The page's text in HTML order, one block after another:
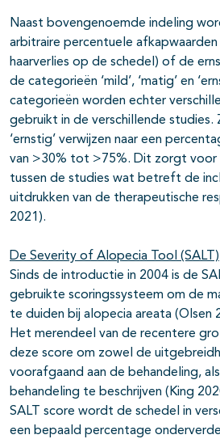
Naast bovengenoemde indeling
arbitraire percentuele
haarverlies op de schedel) of de
de categorieën ‘mild’, ‘matig’ en
categorieën worden echter
gebruikt in de verschillende studies.
‘ernstig’ verwijzen naar een
van >30% tot >75%. Dit zorgt
tussen de studies wat betreft de
uitdrukken van de therapeutische
2021).
De Severity of Alopecia Tool (SALT)
Sinds de introductie in 2004 is de
gebruikte scoringssysteem om de
te duiden bij alopecia areata (Olsen
Het merendeel van de recentere
deze score om zowel de
voorafgaand aan de behandeling,
behandeling te beschrijven (King
SALT score wordt de schedel in
een bepaald percentage